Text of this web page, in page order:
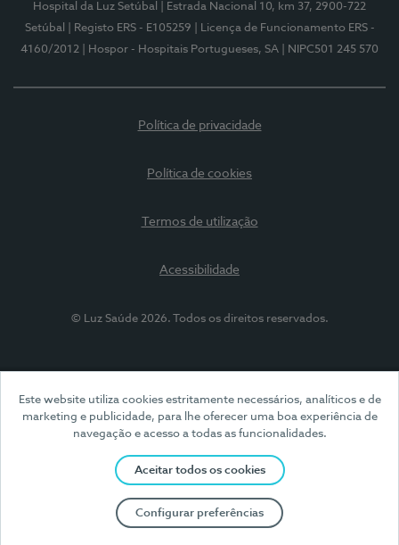
Este website utiliza cookies estritamente necessários, analíticos e de
marketing e publicidade, para lhe oferecer uma boa experiência de
navegação e acesso a todas as funcionalidades.
Aceitar todos os cookies
Configurar preferências
Hospital da Luz Setúbal
| Estrada Nacional 10, km 37, 2900-722
Setúbal
| Registo ERS - E105259
| Licença de Funcionamento ERS -
4160/2012
| Hospor - Hospitais Portugueses, SA | NIPC501 245 570
Política de privacidade
Política de cookies
Termos de utilização
Acessibilidade
© Luz Saúde 2026. Todos os direitos reservados.